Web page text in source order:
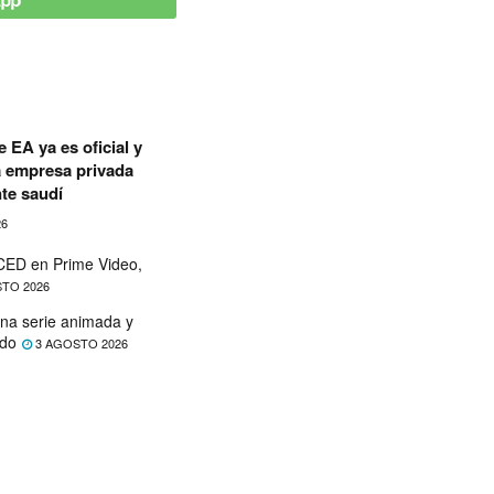
EA ya es oficial y
privada
saudí
en Prime Video,
2026
serie animada y
3 AGOSTO 2026